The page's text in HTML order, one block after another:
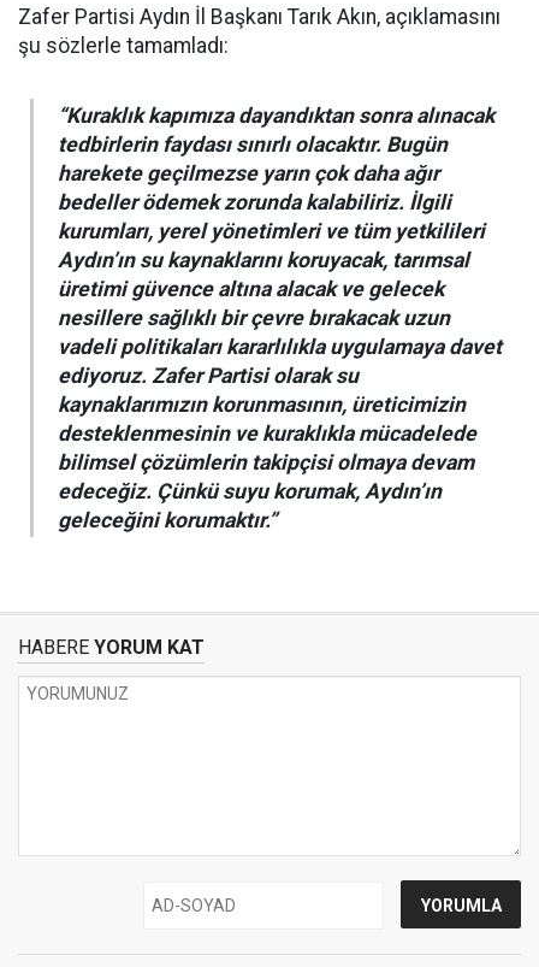
Zafer Partisi Aydın İl Başkanı Tarık Akın, açıklamasını
şu sözlerle tamamladı:
“Kuraklık kapımıza dayandıktan sonra alınacak
tedbirlerin faydası sınırlı olacaktır. Bugün
harekete geçilmezse yarın çok daha ağır
bedeller ödemek zorunda kalabiliriz. İlgili
kurumları, yerel yönetimleri ve tüm yetkilileri
Aydın’ın su kaynaklarını koruyacak, tarımsal
üretimi güvence altına alacak ve gelecek
nesillere sağlıklı bir çevre bırakacak uzun
vadeli politikaları kararlılıkla uygulamaya davet
ediyoruz. Zafer Partisi olarak su
kaynaklarımızın korunmasının, üreticimizin
desteklenmesinin ve kuraklıkla mücadelede
bilimsel çözümlerin takipçisi olmaya devam
edeceğiz. Çünkü suyu korumak, Aydın’ın
geleceğini korumaktır.”
HABERE YORUM KAT